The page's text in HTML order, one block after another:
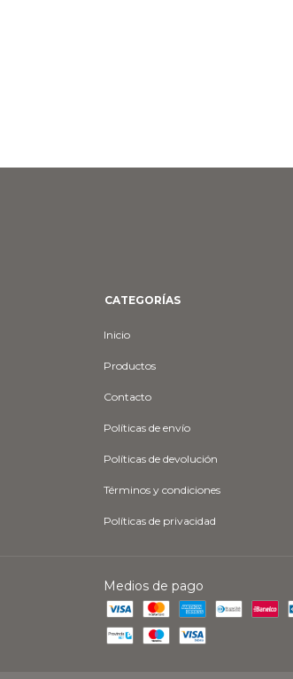
CATEGORÍAS
Inicio
Productos
Contacto
Políticas de envío
Políticas de devolución
Términos y condiciones
Políticas de privacidad
Medios de pago